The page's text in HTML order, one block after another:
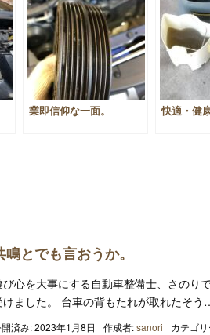
業即信仰な一面。 快適・健
鳴とでも言おうか。
び心を大事にする自動車整備士、さの
けました。 台車の背もたれが取れたそ
済み: 2023年1月8日 作成者:sanori カテゴ